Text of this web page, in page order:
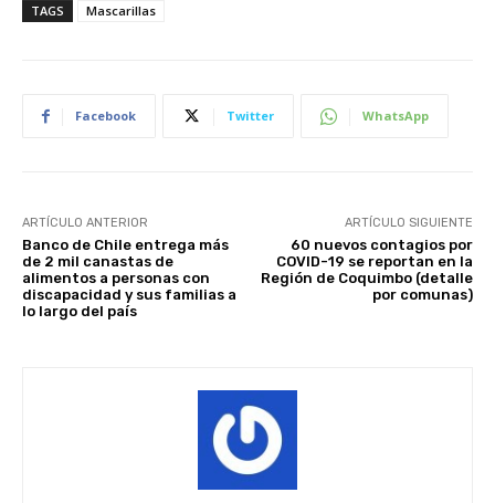
TAGS Mascarillas
Facebook Twitter WhatsApp
ARTÍCULO ANTERIOR
Banco de Chile entrega más
de 2 mil canastas de
alimentos a personas con
discapacidad y sus familias a
lo largo del país
ARTÍCULO SIGUIENTE
60 nuevos contagios por
COVID-19 se reportan en la
Región de Coquimbo (detalle
por comunas)